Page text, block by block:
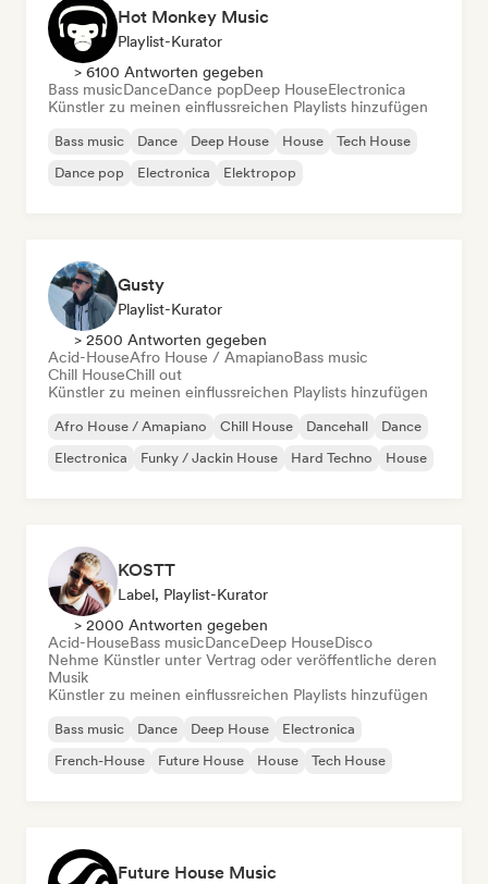
Hot Monkey Music
Playlist-Kurator
> 6100 Antworten gegeben
Bass musicDanceDance popDeep HouseElectronica
Künstler zu meinen einflussreichen Playlists hinzufügen
Bass music Dance Deep House House
Tech House
Dance pop
Electronica Elektropop
Gusty
Playlist-Kurator
> 2500 Antworten gegeben
Acid-HouseAfro House / AmapianoBass music
Chill HouseChill out
Künstler zu meinen einflussreichen Playlists hinzufügen
Afro House / Amapiano Chill House Dancehall
Dance
Electronica
Funky / Jackin House Hard Techno House
KOSTT
Label, Playlist-Kurator
> 2000 Antworten gegeben
Acid-HouseBass musicDanceDeep HouseDisco
Nehme Künstler unter Vertrag oder veröffentliche deren
Musik
Künstler zu meinen einflussreichen Playlists hinzufügen
Bass music Dance Deep House
Electronica
French-House
Future House House Tech House
Future House Music